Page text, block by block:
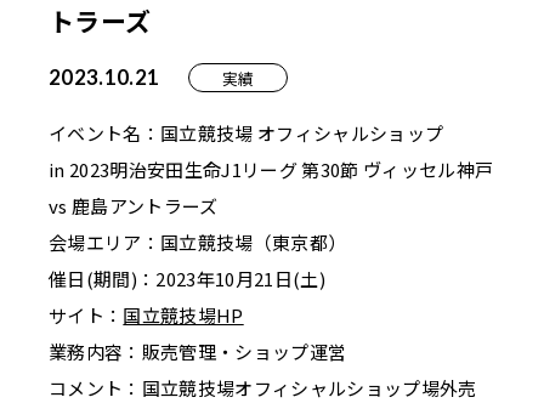
トラーズ
2023.10.21 実績
イベント名：国立競技場 オフィシャルショップ
in 2023明治安田生命J1リーグ 第30節 ヴィッセル神戸
vs 鹿島アントラーズ
会場エリア：国立競技場（東京都）
催日(期間)：2023年10月21日(土)
サイト： 国立競技場HP
業務内容：販売管理・ショップ運営
コメント：国立競技場オフィシャルショップ場外売